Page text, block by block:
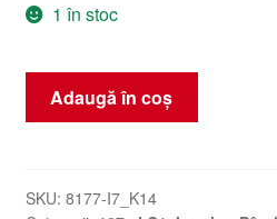
1 în stoc
Cantitate
Mâner
automată
Adaugă în coș
SKU: 8177-I7_K14